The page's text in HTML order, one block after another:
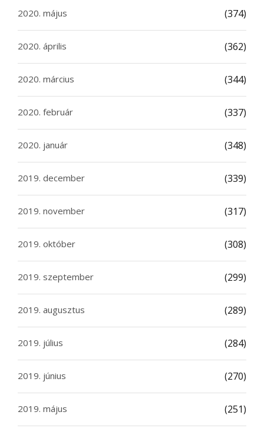
2020. május (374)
2020. április (362)
2020. március (344)
2020. február (337)
2020. január (348)
2019. december (339)
2019. november (317)
2019. október (308)
2019. szeptember (299)
2019. augusztus (289)
2019. július (284)
2019. június (270)
2019. május (251)